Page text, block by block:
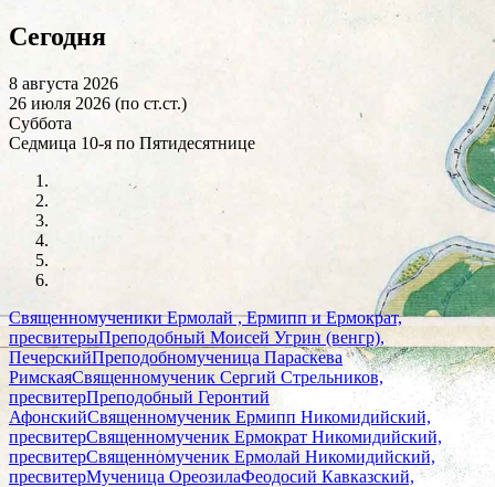
Сегодня
8 августа 2026
26 июля 2026 (по ст.ст.)
Суббота
Седмица 10-я по Пятидесятнице
Священномученики Ермолай , Ермипп и Ермократ,
пресвитерыПреподобный Моисей Угрин (венгр),
ПечерскийПреподобномученица Параскева
РимскаяСвященномученик Сергий Стрельников,
пресвитерПреподобный Геронтий
АфонскийСвященномученик Ермипп Никомидийский,
пресвитерСвященномученик Ермократ Никомидийский,
пресвитерСвященномученик Ермолай Никомидийский,
пресвитерМученица ОреозилаФеодосий Кавказский,